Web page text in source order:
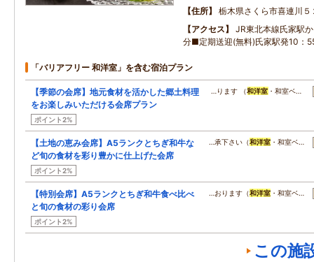
住所
栃木県さくら市喜連川５
アクセス
JR東北本線氏家駅
分■定期送迎(無料)氏家駅発10：
「バリアフリー 和洋室」を含む宿泊プラン
【季節の会席】地元食材を活かした郷土料理
をお楽しみいただける会席プラン
ポイント2%
…ります （和洋室 ・和室ベ…
【土地の恵み会席】A5ランクとちぎ和牛な
ど旬の食材を彩り豊かに仕上げた会席
ポイント2%
…承下さい（和洋室 ・和室ベ…
【特別会席】A5ランクとちぎ和牛食べ比べ
と旬の食材の彩り会席
ポイント2%
…おります（和洋室 ・和室ベ…
この施